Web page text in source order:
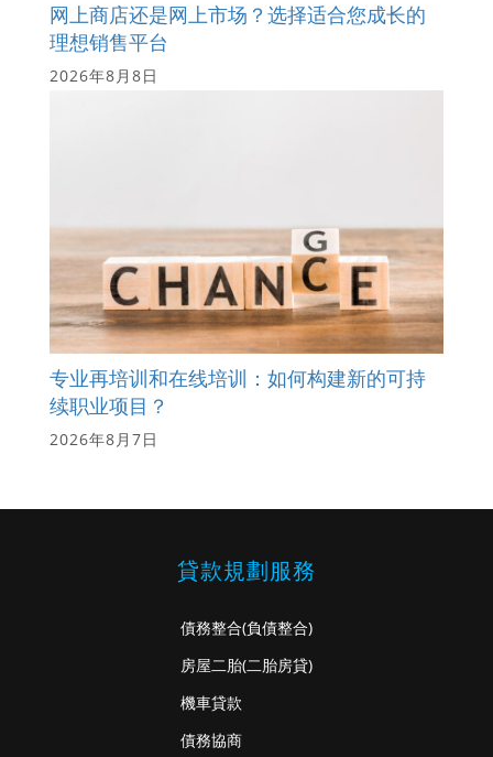
网上商店还是网上市场？选择适合您成长的
理想销售平台
2026年8月8日
专业再培训和在线培训：如何构建新的可持
续职业项目？
2026年8月7日
貸款規劃服務
債務整合(負債整合)
房屋二胎(二胎房貸)
機車貸款
債務協商